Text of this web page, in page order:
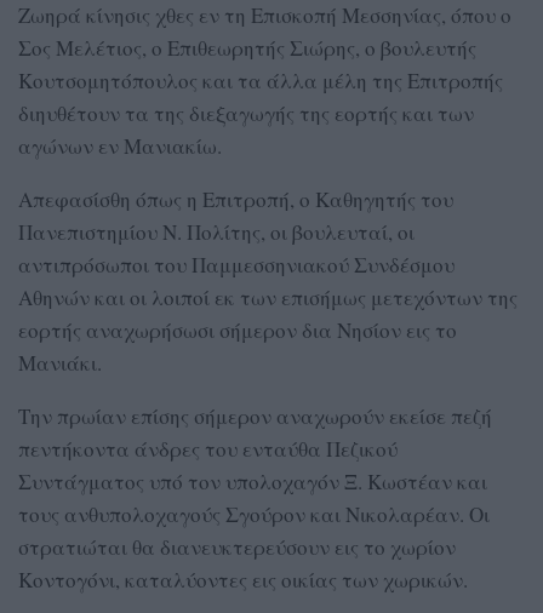
Ζωηρά κίνησις χθες εν τη Επισκοπή Μεσσηνίας, όπου ο
Σος Μελέτιος, ο Επιθεωρητής Σιώρης, ο βουλευτής
Κουτσομητόπουλος και τα άλλα μέλη της Επιτροπής
διηυθέτουν τα της διεξαγωγής της εορτής και των
αγώνων εν Μανιακίω.
Απεφασίσθη όπως η Επιτροπή, ο Καθηγητής του
Πανεπιστημίου Ν. Πολίτης, οι βουλευταί, οι
αντιπρόσωποι του Παμμεσσηνιακού Συνδέσμου
Αθηνών και οι λοιποί εκ των επισήμως μετεχόντων της
εορτής αναχωρήσωσι σήμερον δια Νησίον εις το
Μανιάκι.
Την πρωίαν επίσης σήμερον αναχωρούν εκείσε πεζή
πεντήκοντα άνδρες του ενταύθα Πεζικού
Συντάγματος υπό τον υπολοχαγόν Ξ. Κωστέαν και
τους ανθυπολοχαγούς Σγούρον και Νικολαρέαν. Οι
στρατιώται θα διανευκτερεύσουν εις το χωρίον
Κοντογόνι, καταλύοντες εις οικίας των χωρικών.